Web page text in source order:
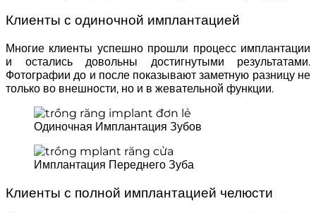
Клиенты с одиночной имплантацией
Многие клиенты успешно прошли процесс имплантации
и остались довольны достигнутыми результатами.
Фотографии до и после показывают заметную разницу не
только во внешности, но и в жевательной функции.
Одиночная Имплантация Зубов
Имплантация Переднего Зуба
Клиенты с полной имплантацией челюсти